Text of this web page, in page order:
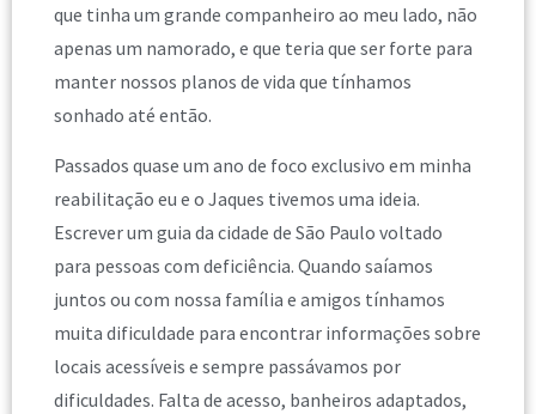
que tinha um grande companheiro ao meu lado, não
apenas um namorado, e que teria que ser forte para
manter nossos planos de vida que tínhamos
sonhado até então.
Passados quase um ano de foco exclusivo em minha
reabilitação eu e o Jaques tivemos uma ideia.
Escrever um guia da cidade de São Paulo voltado
para pessoas com deficiência. Quando saíamos
juntos ou com nossa família e amigos tínhamos
muita dificuldade para encontrar informações sobre
locais acessíveis e sempre passávamos por
dificuldades. Falta de acesso, banheiros adaptados,